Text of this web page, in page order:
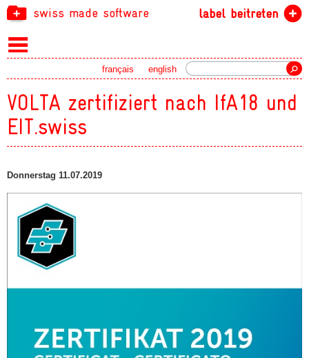
swiss made software label beitreten
english
français
VOLTA zertifiziert nach IfA18 und
EIT.swiss
Donnerstag 11.07.2019